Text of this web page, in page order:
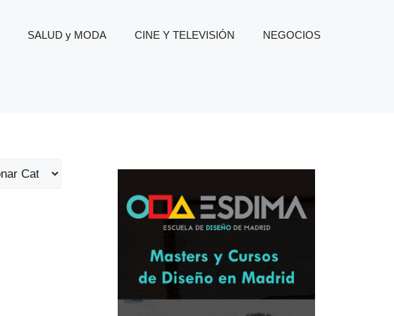
SALUD y MODA CINE Y TELEVISIÓN NEGOCIOS